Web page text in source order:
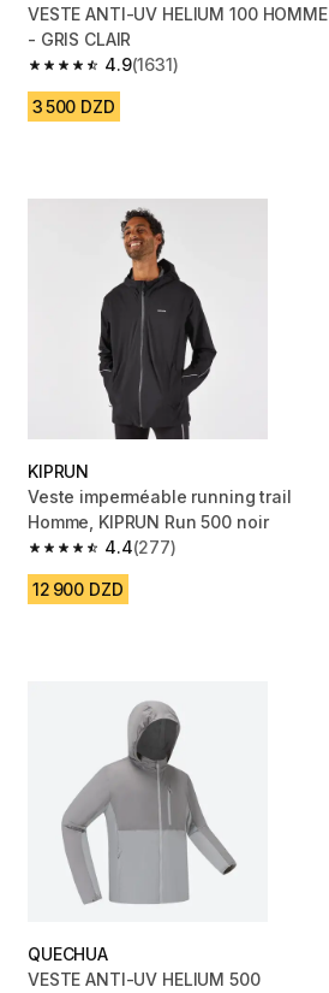
VESTE ANTI-UV HELIUM 100 HOMME
- GRIS CLAIR
4.9
4.9 out of 5 stars from 1631 reviews
(1631)
3 500 DZD
KIPRUN
Veste imperméable running trail
Homme, KIPRUN Run 500 noir
4.4
4.4 out of 5 stars from 277 reviews
(277)
12 900 DZD
QUECHUA
VESTE ANTI-UV HELIUM 500